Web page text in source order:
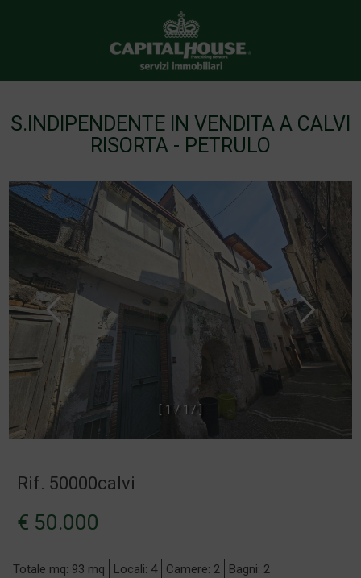
S.INDIPENDENTE IN VENDITA A CALVI
RISORTA - PETRULO
[ 1 / 1 7 ]
Rif. 50000calvi
€ 50.000
Totale mq: 93 mq Locali: 4 Camere: 2 Bagni: 2